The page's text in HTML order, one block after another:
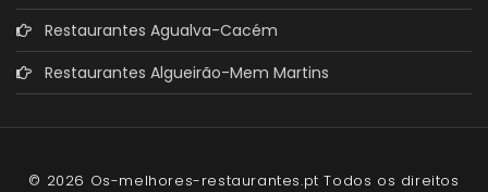
Restaurantes Agualva-Cacém
Restaurantes Algueirão-Mem Martins
© 2026 Os-melhores-restaurantes.pt Todos os direitos